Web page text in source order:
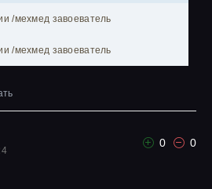
/мехмед завоеватель
/мехмед завоеватель
0 0